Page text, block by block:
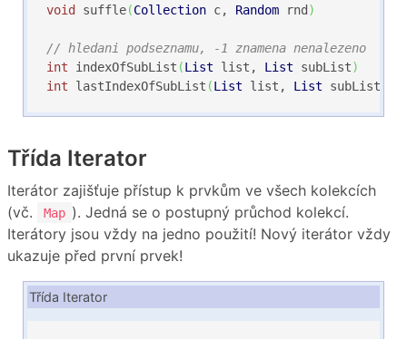
void
suffle(Collection c, Random rnd )
// hledani podseznamu, -1 znamena nenalezeno
int indexOfSubList (List list, List subList)
int lastIndexOfSubList (List list, List subList
Třída Iterator
Iterátor zajišťuje přístup k prvkům ve všech kolekcích
(vč.
Map ). Jedná se o postupný průchod kolekcí.
Iterátory jsou vždy na jedno použití! Nový iterátor vždy
ukazuje před první prvek!
Třída Iterator